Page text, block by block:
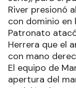
River presionó
con dominio en
Patronato
Herrera que el
con mano
El equipo de
apertura del